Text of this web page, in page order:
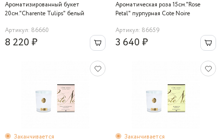
Ароматизированный букет
20см."Charente Tulips" белый
Артикул: 86660
8 220 ₽
Ароматическая роза 15см."Rose
Petal" пурпурная Cote Noire
Артикул: 86659
3 640 ₽
Заканчивается
Заканчивается